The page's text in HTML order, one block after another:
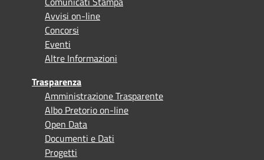
Avvisi on-line
Concorsi
Eventi
Altre Informazioni
Trasparenza
Amministrazione Trasparente
Albo Pretorio on-line
Open Data
Documenti e Dati
Progetti